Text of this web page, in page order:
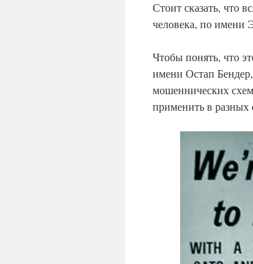
Стоит сказать, что
человека, по имени
Чтобы понять, что
имени Остап
мошеннических
применить в разных